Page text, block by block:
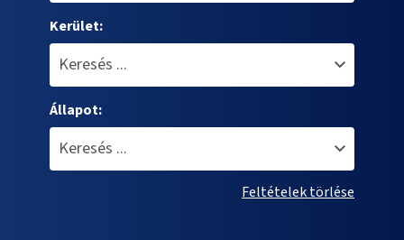
Kerület:
Állapot:
Feltételek törlése